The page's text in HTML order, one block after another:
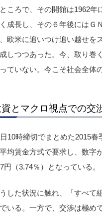
ころで、その開館は1962
成長し、その６年後にはＧ
欧米に追いつけ追い越せを
しつつあった。今、取り巻
ていない。今こそ社会全体
とマクロ視点での交
10時締切でまとめた2015
均賃金方式で要求し、数字
円（3.74％）となっている。
した状況に触れ、「すべて
いる。一方で、交渉は極め